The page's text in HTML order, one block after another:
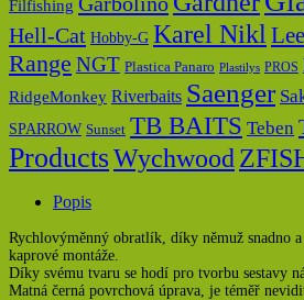
Filfishing
Hell-Cat Hobby-G Karel Nikl
Range NGT Plastica Panaro Plastilys PROS
RidgeMonkey Riverbaits Saenger
SPARROW Sunset TB BAITS Teben
ProductsWychwood
Popis
Rychlovýměnný obratlík, díky němuž snadno
kaprové montáže.
Díky svému tvaru se hodí pro tvorbu sestavy
Matná černá povrchová úprava, je téměř